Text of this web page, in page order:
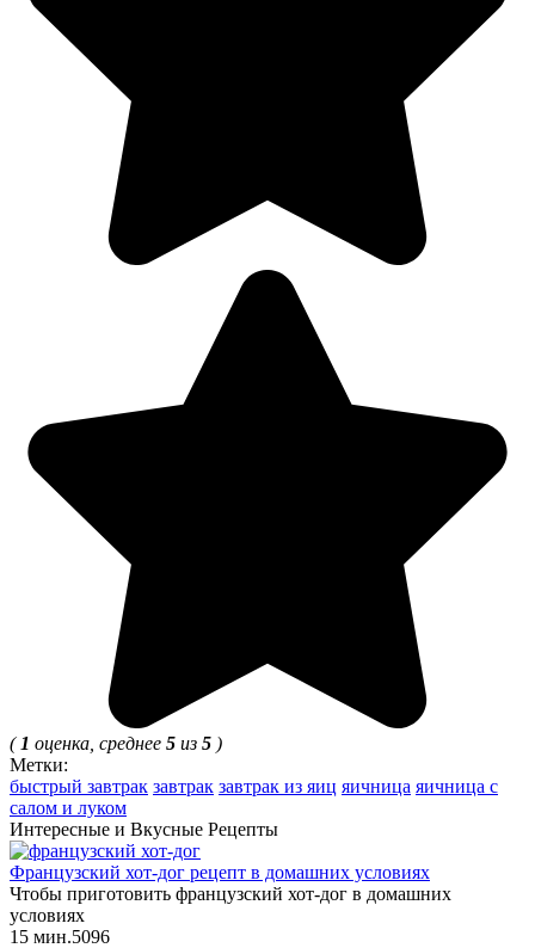
( 1 оценка, среднее 5 из 5 )
Метки:
быстрый завтрак завтрак завтрак из яиц яичница яичница с
салом и луком
Интересные и Вкусные Рецепты
Французский хот-дог рецепт в домашних условиях
Чтобы приготовить французский хот-дог в домашних
условиях
15 мин.5096